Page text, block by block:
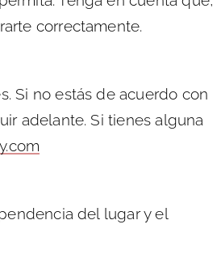
correctamente.
Si no estás de acuerdo con
adelante. Si tienes alguna
del lugar y el